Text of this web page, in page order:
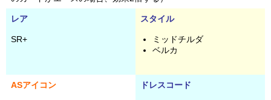
レア スタイル
SR+
ミッドチルダ
ベルカ
ASアイコン ドレスコード